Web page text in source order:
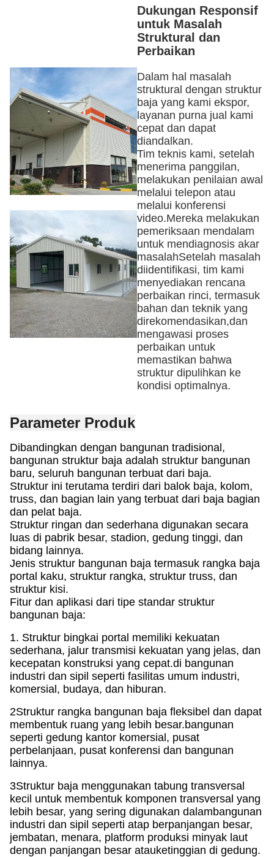
Dukungan Responsif
untuk Masalah
Struktural dan
Perbaikan
Dalam hal masalah
struktural dengan struktur
baja yang kami ekspor,
layanan purna jual kami
cepat dan dapat
diandalkan.
Tim teknis kami, setelah
menerima panggilan,
melakukan penilaian awal
melalui telepon atau
melalui konferensi
video.Mereka melakukan
pemeriksaan mendalam
untuk mendiagnosis akar
masalahSetelah masalah
diidentifikasi, tim kami
menyediakan rencana
perbaikan rinci, termasuk
bahan dan teknik yang
direkomendasikan,dan
mengawasi proses
perbaikan untuk
memastikan bahwa
struktur dipulihkan ke
kondisi optimalnya.
Parameter Produk
Dibandingkan dengan bangunan tradisional,
bangunan struktur baja adalah struktur bangunan
baru, seluruh bangunan terbuat dari baja.
Struktur ini terutama terdiri dari balok baja, kolom,
truss, dan bagian lain yang terbuat dari baja bagian
dan pelat baja.
Struktur ringan dan sederhana digunakan secara
luas di pabrik besar, stadion, gedung tinggi, dan
bidang lainnya.
Jenis struktur bangunan baja termasuk rangka baja
portal kaku, struktur rangka, struktur truss, dan
struktur kisi.
Fitur dan aplikasi dari tipe standar struktur
bangunan baja:
1. Struktur bingkai portal memiliki kekuatan
sederhana, jalur transmisi kekuatan yang jelas, dan
kecepatan konstruksi yang cepat.di bangunan
industri dan sipil seperti fasilitas umum industri,
komersial, budaya, dan hiburan.
2Struktur rangka bangunan baja fleksibel dan dapat
membentuk ruang yang lebih besar.bangunan
seperti gedung kantor komersial, pusat
perbelanjaan, pusat konferensi dan bangunan
lainnya.
3Struktur baja menggunakan tabung transversal
kecil untuk membentuk komponen transversal yang
lebih besar, yang sering digunakan dalambangunan
industri dan sipil seperti atap berpanjangan besar,
jembatan, menara, platform produksi minyak laut
dengan panjangan besar atauketinggian di gedung.